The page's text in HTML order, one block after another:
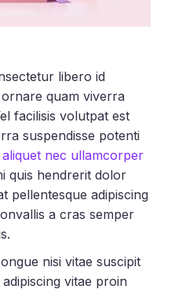
libero id
quam viverra
facilisis volutpat est
suspendisse potenti
nec ullamcorper
quis hendrerit dolor
pellentesque adipiscing
a cras semper
nisi vitae suscipit
vitae proin